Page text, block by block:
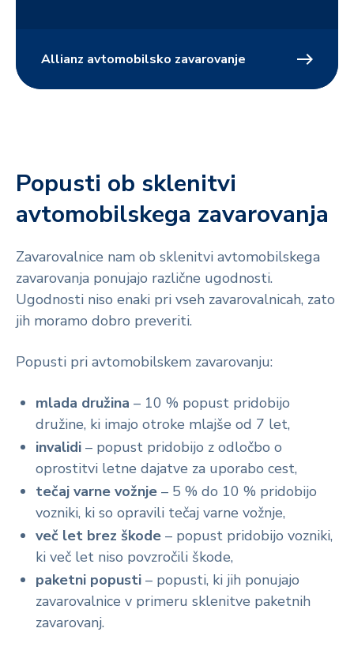
Allianz avtomobilsko zavarovanje
Popusti ob sklenitvi
avtomobilskega zavarovanja
Zavarovalnice nam ob sklenitvi avtomobilskega
zavarovanja ponujajo različne ugodnosti.
Ugodnosti niso enaki pri vseh zavarovalnicah, zato
jih moramo dobro preveriti.
Popusti pri avtomobilskem zavarovanju:
mlada družina – 10 % popust pridobijo
družine, ki imajo otroke mlajše od 7 let,
invalidi – popust pridobijo z odločbo o
oprostitvi letne dajatve za uporabo cest,
tečaj varne vožnje – 5 % do 10 % pridobijo
vozniki, ki so opravili tečaj varne vožnje,
več let brez škode – popust pridobijo vozniki,
ki več let niso povzročili škode,
paketni popusti – popusti, ki jih ponujajo
zavarovalnice v primeru sklenitve paketnih
zavarovanj.